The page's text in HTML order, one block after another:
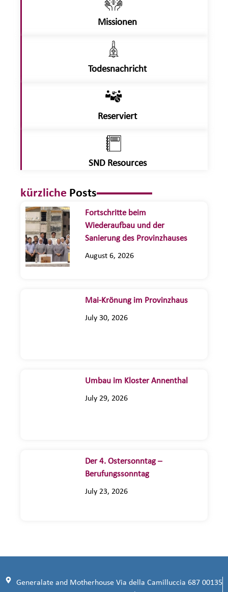
Missionen
Todesnachricht
Reserviert
SND Resources
kürzliche Posts
Fortschritte beim
Wiederaufbau und der
Sanierung des Provinzhauses
August 6, 2026
Mai-Krönung im Provinzhaus
July 30, 2026
Umbau im Kloster Annenthal
July 29, 2026
Der 4. Ostersonntag –
Berufungssonntag
July 23, 2026
Generalate and Motherhouse Via della Camilluccia 687 00135